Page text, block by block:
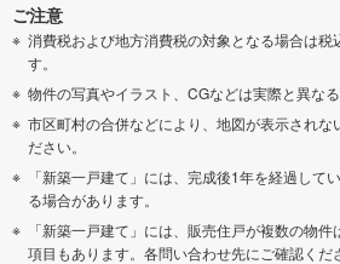
ご注意
消費税および地方消費税の対象となる場合は税
す。
物件の写真やイラスト、CGなどは実際と異なる
市区町村の合併などにより、地図が表示されな
ださい。
「新築一戸建て」には、完成後1年を経過して
る場合があります。
「新築一戸建て」には、販売住戸が複数の物
項目もあります。各問い合わせ先にご確認くだ